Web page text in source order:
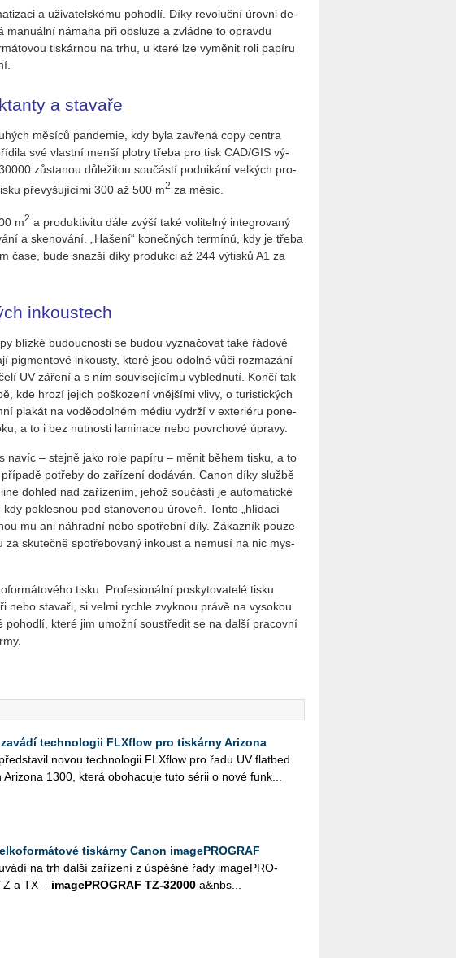
a uži­va­tel­ské­mu po­hod­lí. Díky re­vo­luč­ní úrov­ni de­
ma­nu­ál­ní ná­ma­ha při ob­slu­ze a zvlád­ne to oprav­du
tis­kár­nou na trhu, u které lze vy­mě­nit roli pa­pí­ru
a sta­va­ře
mě­sí­ců pan­de­mie, kdy byla za­vře­ná copy cen­t­ra
své vlast­ní menší plot­ry třeba pro tisk CAD/GIS vý­
zů­sta­nou dů­le­ži­tou sou­čás­tí pod­ni­ká­ní vel­kých pro­
pře­vy­šu­jí­cí­mi 300 až 500 m2 za měsíc.
m2 a pro­duk­ti­vi­tu dále zvýší také vo­li­tel­ný in­te­gro­va­ný
a ske­no­vá­ní. „Ha­še­ní“ ko­neč­ných ter­mí­nů, kdy je třeba
čase, bude snaz­ší díky pro­duk­ci až 244 vý­tis­ků A1 za
in­kous­tech
blíz­ké bu­douc­nos­ti se budou vy­zna­čo­vat také řá­do­vě
pig­men­to­vé in­kous­ty, které jsou odol­né vůči roz­ma­zá­ní
UV zá­ře­ní a s ním sou­vi­se­jí­cí­mu vy­bled­nu­tí. Končí tak
kde hrozí je­jich po­ško­ze­ní vněj­ší­mi vlivy, o tu­ris­tic­kých
pla­kát na vo­děo­dol­ném médiu vy­dr­ží v ex­te­ri­é­ru po­ne­
a to i bez nut­nos­ti la­mi­na­ce nebo po­vr­cho­vé úpra­vy.
navíc – stej­ně jako role pa­pí­ru – měnit během tisku, a to
po­tře­by do za­ří­ze­ní do­dá­ván. Canon díky služ­bě
do­hled nad za­ří­ze­ním, jehož sou­čás­tí je au­to­ma­tic­ké
po­kles­nou pod sta­no­ve­nou úroveň. Tento „hlí­da­cí
mu ani ná­hrad­ní nebo spo­třeb­ní díly. Zá­kaz­ník pouze
za sku­teč­ně spo­tře­bo­va­ný in­koust a ne­mu­sí na nic mys­
tisku. Pro­fe­si­o­nál­ní po­sky­to­va­te­lé tisku
nebo sta­va­ři, si velmi rych­le zvyk­nou právě na vy­so­kou
po­hod­lí, které jim umož­ní sou­stře­dit se na další pra­cov­ní
technologii FLXflow pro tiskárny Arizona
novou tech­no­lo­gii FLX­flow pro řadu UV flat­bed
Ari­zo­na 1300, která obo­ha­cu­je tuto sérii o nové funk...
tiskárny Canon imagePROGRAF
na trh další za­ří­ze­ní z úspěš­né řady image­PRO­
a TX – image­PRO­GRAF TZ-32000 a&nbs...